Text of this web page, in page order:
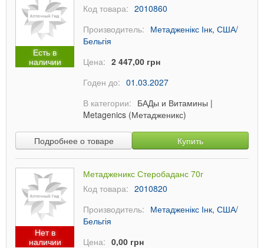
Есть в
наличии
Код товара: 2010860
Производитель: Метадженікс Інк, США/
Бельгія
Цена: 2 447,00 грн
Годен до: 01.03.2027
В категории: БАДы и Витамины |
Metagenics (Метадженикс)
Подробнее о товаре Купить
Нет в
наличии
Метадженикс Стеробаданс 70г
Код товара: 2010820
Производитель: Метадженікс Інк, США/
Бельгія
Цена: 0,00 грн